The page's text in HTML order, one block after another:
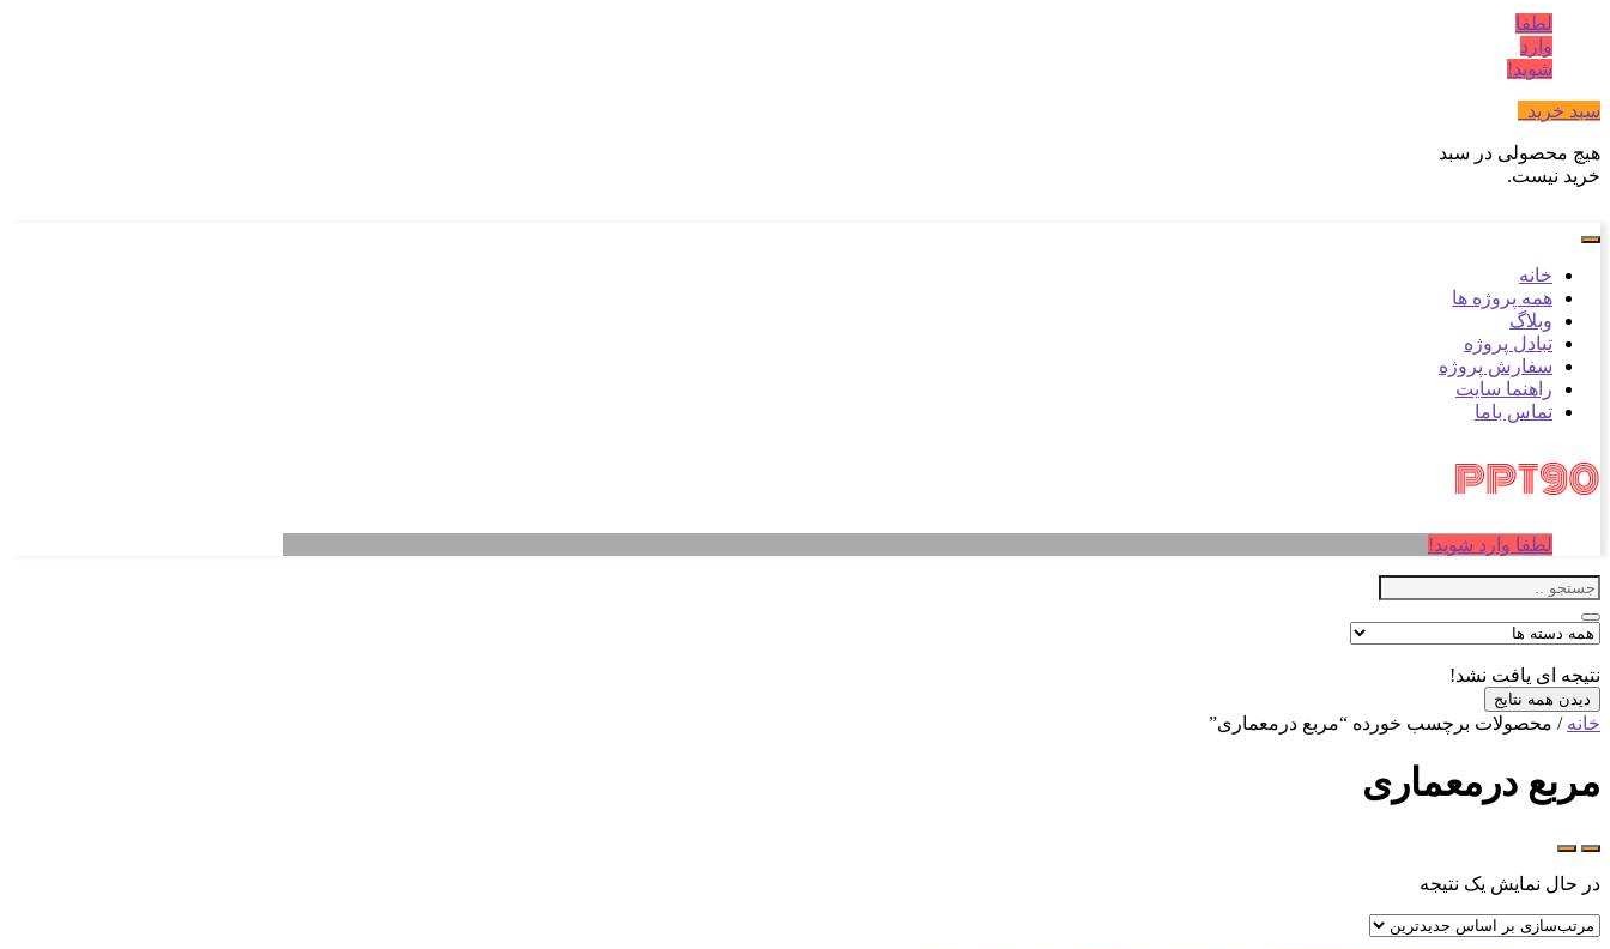
لطفا
وارد
شوید!
سبد خرید
هیچ محصولی در سبد
خرید نیست.
خانه
همه پروژه ها
وبلاگ
تبادل پروژه
سفارش پروژه
راهنما سایت
تماس باما
لطفا وارد شوید!
نتیجه ای یافت نشد!
دیدن همه نتایج
خانه / محصولات برچسب خورده “مربع درمعماری”
مربع درمعماری
در حال نمایش یک نتیجه